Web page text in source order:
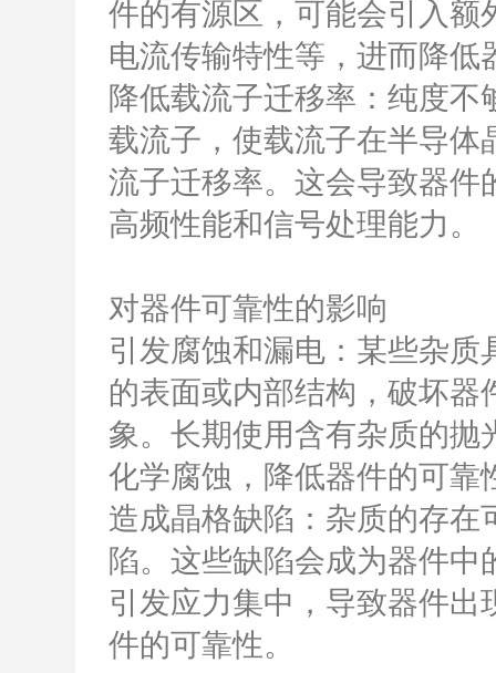
件的有源区，可能会引入额
电流传输特性等，进而降低
降低载流子迁移率：纯度
载流子，使载流子在半导体
流子迁移率。这会导致器件
高频性能和信号处理能力。
对器件可靠性的影响
引发腐蚀和漏电：某些杂
的表面或内部结构，破坏
象。长期使用含有杂质的
化学腐蚀，降低器件的可靠
造成晶格缺陷：杂质的存
陷。这些缺陷会成为器件
引发应力集中，导致器件
件的可靠性。